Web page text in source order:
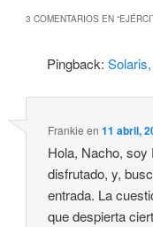
3 COMENTARIOS EN “
Pingback:
Frankie en11 abril,
Hola, Nacho, soy
disfrutado, y,
entrada. La
que despierta